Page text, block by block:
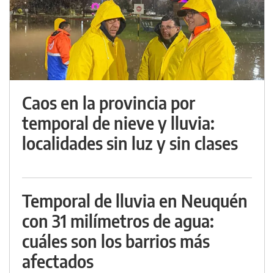
Caos en la provincia por
temporal de nieve y lluvia:
localidades sin luz y sin clases
Temporal de lluvia en Neuquén
con 31 milímetros de agua:
cuáles son los barrios más
afectados